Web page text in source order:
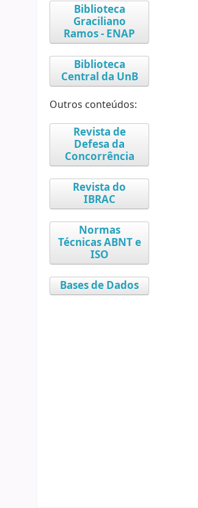
Biblioteca
Graciliano
Ramos - ENAP
Biblioteca
Central da UnB
Outros conteúdos:
Revista de
Defesa da
Concorrência
Revista do
IBRAC
Normas
Técnicas ABNT e
ISO
Bases de Dados